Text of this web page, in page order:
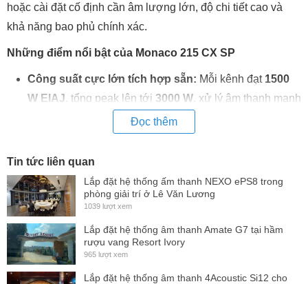
hoặc cài đặt cố định cần âm lượng lớn, độ chi tiết cao và
khả năng bao phủ chính xác.
Những điểm nổi bật của Monaco 215 CX SP
Công suất cực lớn tích hợp sẵn: Mỗi kênh đạt 1500
W EIAJ, tổng peak lên tới 3000 W, xử lý âm thanh mạnh
mẽ mà không cần ampli rời
Thiết kế đồng trục cao cấp:Loa mid-low 15” và driver
nén 3” cùng chia sẻ một trục âm học giúp đồng pha,
giảm nhiễu xạ và tăng độ trung thực
Cấu trúc 2.5 đường tiếng thông minh:
suất dải trầm nhưng vẫn giữ được độ sắc nét của dải
trung cao
Bộ khuếch đại Class D chất lượng cao:
hình EQ sẵn có (preset), trong đó có
1 preset chuyên
Đọc thêm
Tin tức liên quan
Lắp đặt hệ thống ấm thanh NEXO ePS8 trong
phòng giải trí ở Lê Văn Lương
1039 lượt xem
Lắp đặt hệ thống âm thanh Amate G7 tại hầm
rượu vang Resort Ivory
965 lượt xem
Lắp đặt hệ thống âm thanh 4Acoustic Si12 cho